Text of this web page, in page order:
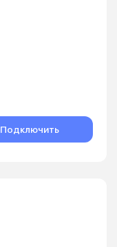
Подключить